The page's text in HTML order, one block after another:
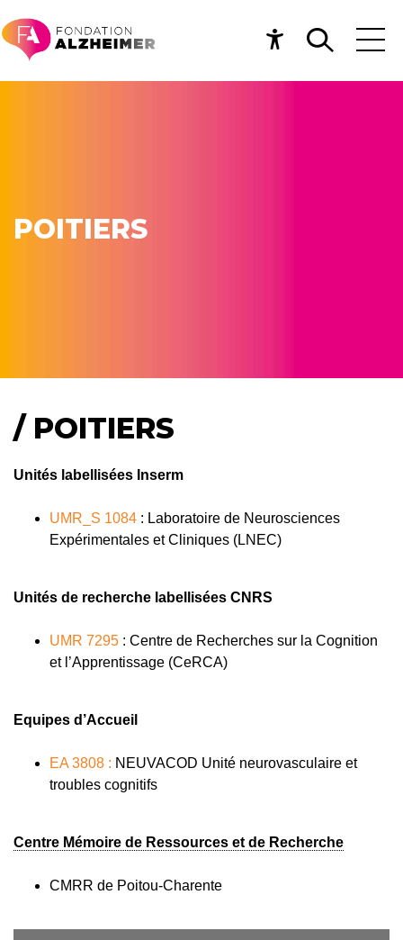
POITIERS
/ POITIERS
Unités labellisées Inserm
UMR_S 1084 : Laboratoire de Neurosciences
Expérimentales et Cliniques (LNEC)
Unités de recherche labellisées CNRS
UMR 7295 : Centre de Recherches sur la Cognition
et l’Apprentissage (CeRCA)
Equipes d’Accueil
EA 3808 : NEUVACOD Unité neurovasculaire et
troubles cognitifs
Centre Mémoire de Ressources et de Recherche
CMRR de Poitou-Charente